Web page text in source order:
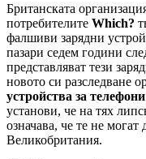
Британската
потребителите Which?
фалшиви зарядни
пазари седем години
представляват тези
новото си разследване
устройства за
установи, че на тях
означава, че те не могат
Великобритания.